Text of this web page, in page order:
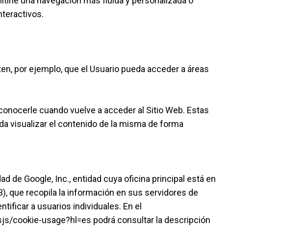
por ejemplo, que el Usuario pueda acceder a áreas
cuando vuelve a acceder al Sitio Web. Estas
visualizar el contenido de la misma de forma
de Google, Inc., entidad cuya oficina principal está en
que recopila la información en sus servidores de
a usuarios individuales. En el
cookie-usage?hl=es podrá consultar la descripción